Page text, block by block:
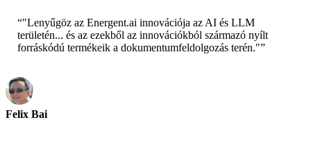
“"Lenyűgöz az Energent.ai innovációja az AI és LLM
területén... és az ezekből az innovációkból származó nyílt
forráskódú termékeik a dokumentumfeldolgozás terén."”
Felix Bai